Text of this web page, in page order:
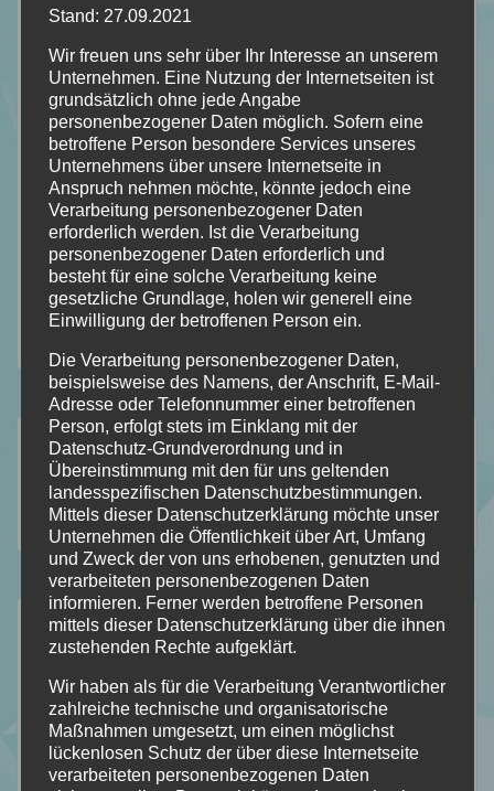
Folgt mir auf…
mir
Facebook
112
Folgt
mir
auf
Instagram
184
Folgt
mir
auf
Pinterest
18
Folgt
meinem
Blog
mit
Bloglovin
2
Der Durchblick
Meine gelesenen Bücher!
Wer ist Calipa?
Wunschliste
Stand: 27.09.2021
Wir freuen uns sehr über Ihr Interesse an unserem
Unternehmen. Eine Nutzung der Internetseiten ist
grundsätzlich ohne jede Angabe
personenbezogener Daten möglich. Sofern eine
betroffene Person besondere Services unseres
Unternehmens über unsere Internetseite in
Anspruch nehmen möchte, könnte jedoch eine
Verarbeitung personenbezogener Daten
erforderlich werden. Ist die Verarbeitung
personenbezogener Daten erforderlich und
besteht für eine solche Verarbeitung keine
gesetzliche Grundlage, holen wir generell eine
Einwilligung der betroffenen Person ein.
Die Verarbeitung personenbezogener Daten,
beispielsweise des Namens, der Anschrift, E-Mail-
Adresse oder Telefonnummer einer betroffenen
Person, erfolgt stets im Einklang mit der
Datenschutz-Grundverordnung und in
Übereinstimmung mit den für uns geltenden
landesspezifischen Datenschutzbestimmungen.
Mittels dieser Datenschutzerklärung möchte unser
Unternehmen die Öffentlichkeit über Art, Umfang
und Zweck der von uns erhobenen, genutzten und
verarbeiteten personenbezogenen Daten
informieren. Ferner werden betroffene Personen
mittels dieser Datenschutzerklärung über die ihnen
zustehenden Rechte aufgeklärt.
Wir haben als für die Verarbeitung Verantwortlicher
zahlreiche technische und organisatorische
Maßnahmen umgesetzt, um einen möglichst
lückenlosen Schutz der über diese Internetseite
verarbeiteten personenbezogenen Daten